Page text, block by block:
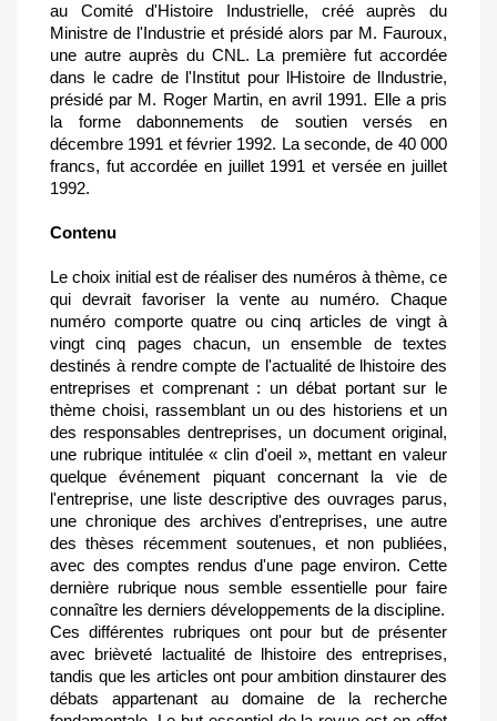
au Comité d'Histoire Industrielle, créé auprès du
Ministre de l'Industrie et présidé alors par M. Fauroux,
une autre auprès du CNL. La première fut accordée
dans le cadre de l'Institut pour lHistoire de lIndustrie,
présidé par M. Roger Martin, en avril 1991. Elle a pris
la forme dabonnements de soutien versés en
décembre 1991 et février 1992. La seconde, de 40 000
francs, fut accordée en juillet 1991 et versée en juillet
1992.
Contenu
Le choix initial est de réaliser des numéros à thème, ce
qui devrait favoriser la vente au numéro. Chaque
numéro comporte quatre ou cinq articles de vingt à
vingt cinq pages chacun, un ensemble de textes
destinés à rendre compte de l'actualité de lhistoire des
entreprises et comprenant : un débat portant sur le
thème choisi, rassemblant un ou des historiens et un
des responsables dentreprises, un document original,
une rubrique intitulée « clin d'oeil », mettant en valeur
quelque événement piquant concernant la vie de
l'entreprise, une liste descriptive des ouvrages parus,
une chronique des archives d'entreprises, une autre
des thèses récemment soutenues, et non publiées,
avec des comptes rendus d'une page environ. Cette
dernière rubrique nous semble essentielle pour faire
connaître les derniers développements de la discipline.
Ces différentes rubriques ont pour but de présenter
avec brièveté lactualité de lhistoire des entreprises,
tandis que les articles ont pour ambition dinstaurer des
débats appartenant au domaine de la recherche